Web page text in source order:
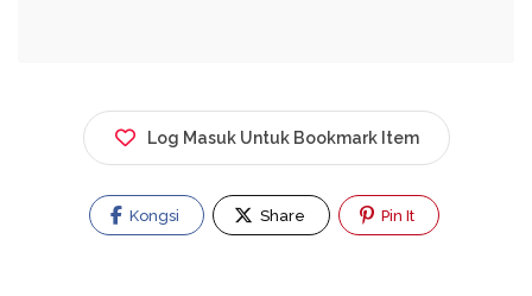
Log Masuk Untuk Bookmark Item
Kongsi Share Pin It